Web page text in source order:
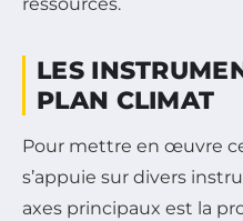
LES
PLAN CLIMAT
Pour mettre en œuvre
s’appuie sur divers
axes principaux est la